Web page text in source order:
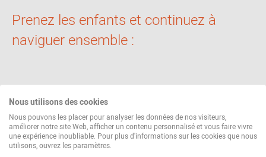
Prenez les enfants et continuez à
naviguer ensemble :
Nous utilisons des cookies
Nous pouvons les placer pour analyser les données de nos visiteurs,
améliorer notre site Web, afficher un contenu personnalisé et vous faire vivre
une expérience inoubliable. Pour plus d'informations sur les cookies que nous
utilisons, ouvrez les paramètres.